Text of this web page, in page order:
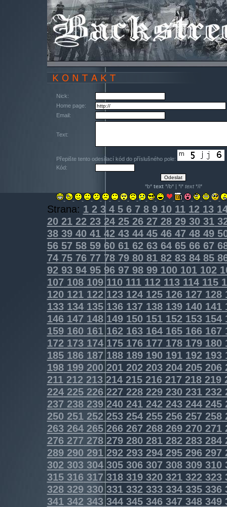
Nick:
Home page:
Email:
Text:
Přepište tento odesílací kód do příslušného pole:
Kód:
*b* text*/b* | *i* text*/i*
Strana: 123 45678910111213
202122232425262728293031
383940414243444546474849
565758596061626364656667
747576777879808182838485
9293949596979899100101102
107108109110111112113114115
120121122123124125126127128
133134135136137138139140141
146147148149150151152153154
159160161162163164165166167
172173174175176177178179180
185186187188189190191192193
198199200201202203204205206
211212213214215216217218219
224225226227228229230231232
237 238239240241242243244245
250251252253254255256257258
263264265266267268269270271
276277 278279280281282283284
289290 291292293294295296297
302303304305306307308309310
315316317318319320321322323
328329330331332333334335336
341342343344345346347348349